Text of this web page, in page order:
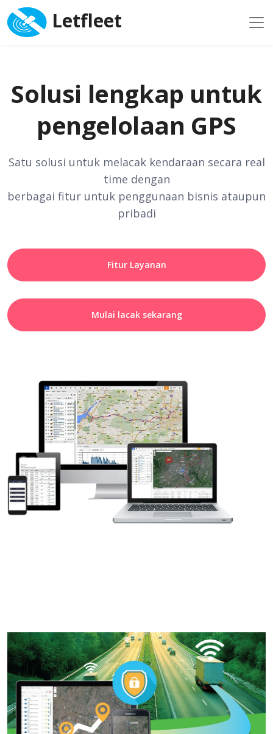
Letfleet
Solusi lengkap untuk
pengelolaan GPS
Satu solusi untuk melacak kendaraan secara real
time dengan
berbagai fitur untuk penggunaan bisnis ataupun
pribadi
Fitur Layanan
Mulai lacak sekarang